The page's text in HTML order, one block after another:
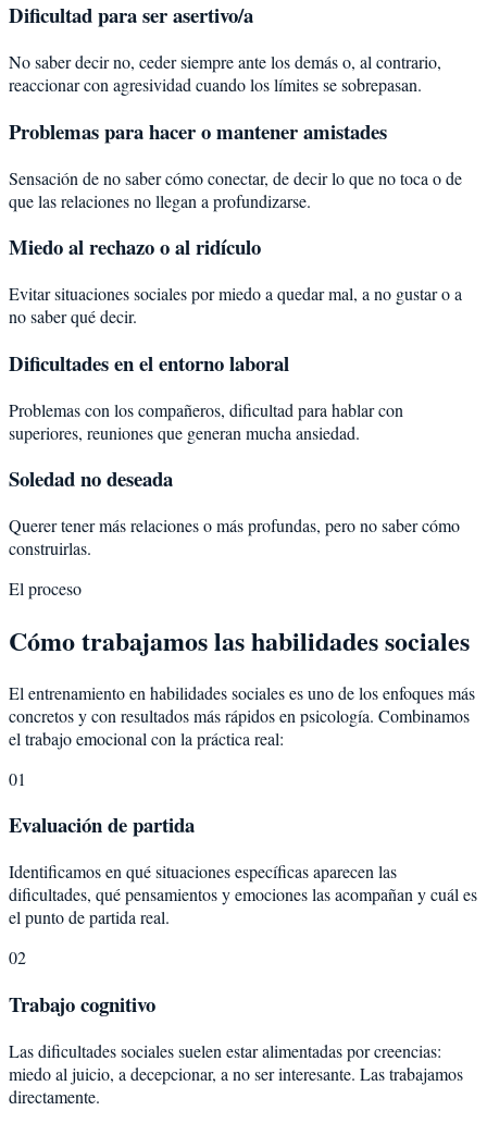
Dificultad para ser asertivo/a
No saber decir no, ceder siempre ante los demás o, al contrario,
reaccionar con agresividad cuando los límites se sobrepasan.
Problemas para hacer o mantener amistades
Sensación de no saber cómo conectar, de decir lo que no toca o de
que las relaciones no llegan a profundizarse.
Miedo al rechazo o al ridículo
Evitar situaciones sociales por miedo a quedar mal, a no gustar o a
no saber qué decir.
Dificultades en el entorno laboral
Problemas con los compañeros, dificultad para hablar con
superiores, reuniones que generan mucha ansiedad.
Soledad no deseada
Querer tener más relaciones o más profundas, pero no saber cómo
construirlas.
El proceso
Cómo trabajamos las habilidades sociales
El entrenamiento en habilidades sociales es uno de los enfoques más
concretos y con resultados más rápidos en psicología. Combinamos
el trabajo emocional con la práctica real:
01
Evaluación de partida
Identificamos en qué situaciones específicas aparecen las
dificultades, qué pensamientos y emociones las acompañan y cuál es
el punto de partida real.
02
Trabajo cognitivo
Las dificultades sociales suelen estar alimentadas por creencias:
miedo al juicio, a decepcionar, a no ser interesante. Las trabajamos
directamente.